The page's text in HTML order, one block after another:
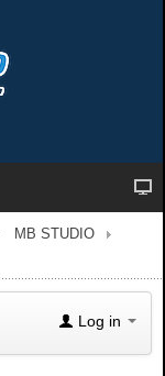
MB STUDIO
Log in